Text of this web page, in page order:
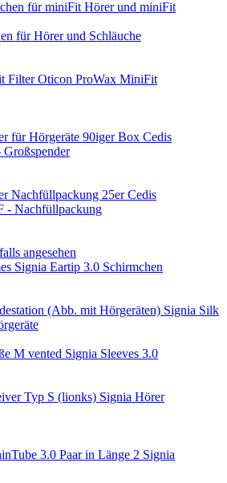
für Hörer und Schläuche
Oticon ProWax MiniFit
Cedis
Cedis
- Nachfüllpackung
angesehen
Signia Eartip 3.0 Schirmchen
Signia Silk
Signia Sleeves 3.0
Signia Hörer
Signia